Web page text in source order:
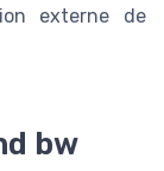
externe de
bw